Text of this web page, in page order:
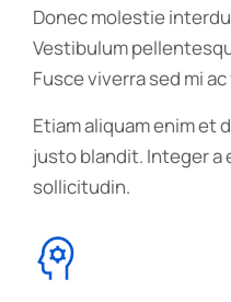
Donec molestie
Vestibulum
Fusce viverra sed mi
Etiam aliquam enim et
justo blandit. Integer a
sollicitudin.